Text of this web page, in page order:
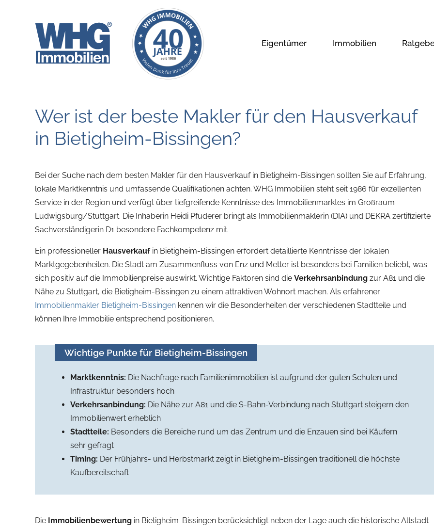
Eigentümer Immobilien
Wer ist der beste Makler für den Hausverkauf
in Bietigheim-Bissingen?
Bei der Suche nach dem besten Makler für den Hausverkauf in Bietigheim-Bissingen sollten Sie auf Erfahrung,
lokale Marktkenntnis und umfassende Qualifikationen achten. WHG Immobilien steht seit 1986 für exzellenten
Service in der Region und verfügt über tiefgreifende Kenntnisse des Immobilienmarktes im Großraum
Ludwigsburg/Stuttgart. Die Inhaberin Heidi Pfuderer bringt als Immobilienmaklerin (DIA) und DEKRA zertifizierte
Sachverständigerin D1 besondere Fachkompetenz mit.
Ein professioneller Hausverkaufin Bietigheim-Bissingen erfordert detaillierte Kenntnisse der lokalen
Marktgegebenheiten. Die Stadt am Zusammenfluss von Enz und Metter ist besonders bei Familien beliebt, was
sich positiv auf die Immobilienpreise auswirkt. Wichtige Faktoren sind die Verkehrsanbindung zur A81 und die
Nähe zu Stuttgart, die Bietigheim-Bissingen zu einem attraktiven Wohnort machen. Als erfahrener
Immobilienmakler Bietigheim-Bissingen kennen wir die Besonderheiten der verschiedenen Stadtteile und
können Ihre Immobilie entsprechend positionieren.
Wichtige Punkte für Bietigheim-Bissingen
Marktkenntnis: Die Nachfrage nach Familienimmobilien ist aufgrund der guten Schulen und
Infrastruktur besonders hoch
Verkehrsanbindung: Die Nähe zur A81 und die S-Bahn-Verbindung nach Stuttgart steigern den
Immobilienwert erheblich
Stadtteile: Besonders die Bereiche rund um das Zentrum und die Enzauen sind bei Käufern
sehr gefragt
Timing: Der Frühjahrs- und Herbstmarkt zeigt in Bietigheim-Bissingen traditionell die höchste
Kaufbereitschaft
Die Immobilienbewertung in Bietigheim-Bissingen berücksichtigt neben der Lage auch die historische Altstadt